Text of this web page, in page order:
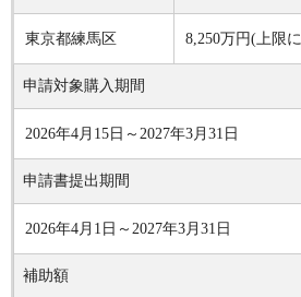
東京都練馬区 8,250万円(上限
申請対象購入期間
2026年4月15日～2027年3月31日
申請書提出期間
2026年4月1日～2027年3月31日
補助額